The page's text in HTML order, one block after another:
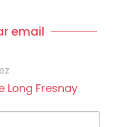
email
Long Fresnay